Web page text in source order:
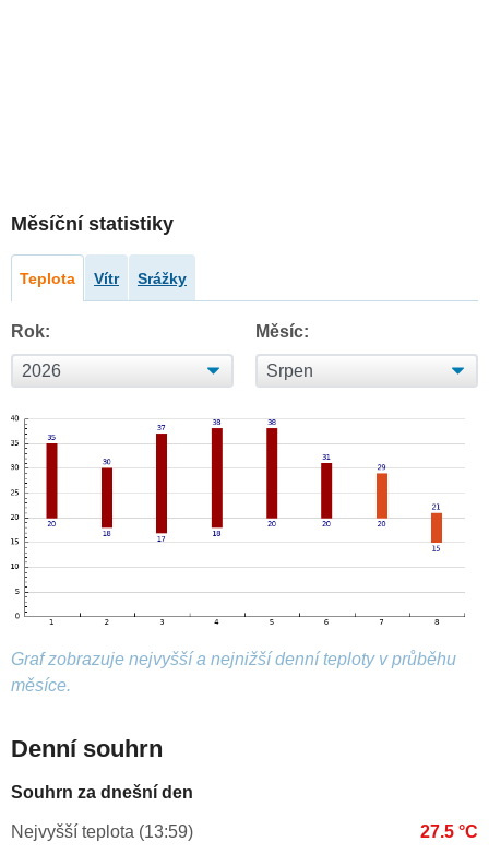
Měsíční statistiky
Teplota Vítr Srážky
Rok: Měsíc:
Graf zobrazuje nejvyšší a nejnižší denní teploty v průběhu
měsíce.
Denní souhrn
Souhrn za dnešní den
Nejvyšší teplota (13:59) 27.5 °C